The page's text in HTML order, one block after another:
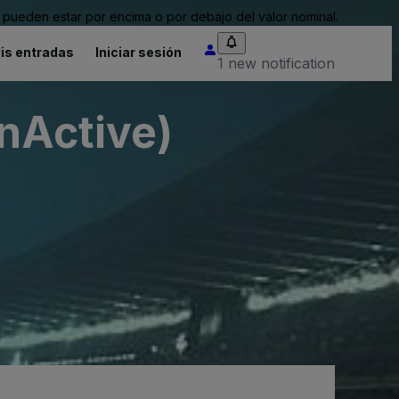
estar por encima o por debajo del valor nominal.
entradas Iniciar sesión
1 new notification